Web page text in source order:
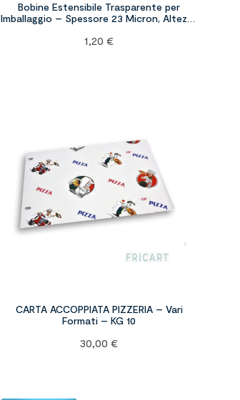
Bobine Estensibile Trasparente per
Imballaggio – Spessore 23 Micron, Altezza
1,20€
CARTA ACCOPPIATA PIZZERIA – Vari
Formati – KG 10
30,00€